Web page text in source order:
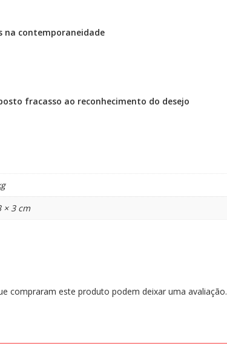
na contemporaneidade
fracasso ao reconhecimento do desejo
× 3 cm
compraram este produto podem deixar uma avaliação.